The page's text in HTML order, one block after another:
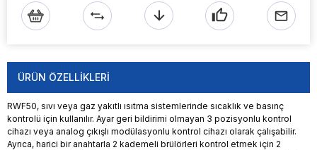
ÜRÜN ÖZELLIKLERI
RWF50, sıvı veya gaz yakıtlı ısıtma sistemlerinde sıcaklık ve basınç
kontrolü için kullanılır. Ayar geri bildirimi olmayan 3 pozisyonlu kontrol
cihazı veya analog çıkışlı modülasyonlu kontrol cihazı olarak çalışabilir.
Ayrıca, harici bir anahtarla 2 kademeli brülörleri kontrol etmek için 2